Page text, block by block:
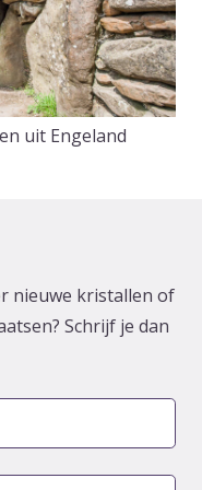
uit Engeland
nieuwe kristallen of
Schrijf je dan